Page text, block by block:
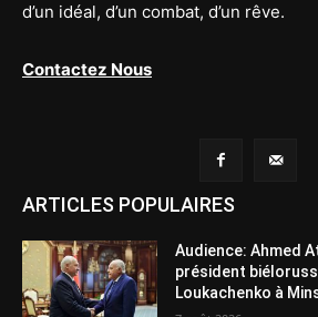
d’un idéal, d’un combat, d’un rêve.
Contactez Nous
ARTICLES POPULAIRES
Audience: Ahmed
président
Loukachenko à